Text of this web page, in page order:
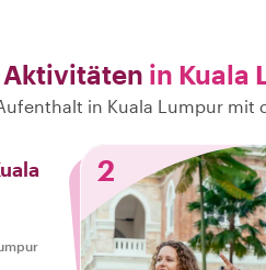
Aktivitäten in Kuala
in Kuala Lumpur mit
2